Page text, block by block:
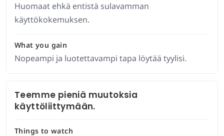
Huomaat ehkä entistä sulavamman
käyttökokemuksen.
What you gain
Nopeampi ja luotettavampi tapa löytää tyylisi.
Teemme pieniä muutoksia
käyttöliittymään.
Things to watch